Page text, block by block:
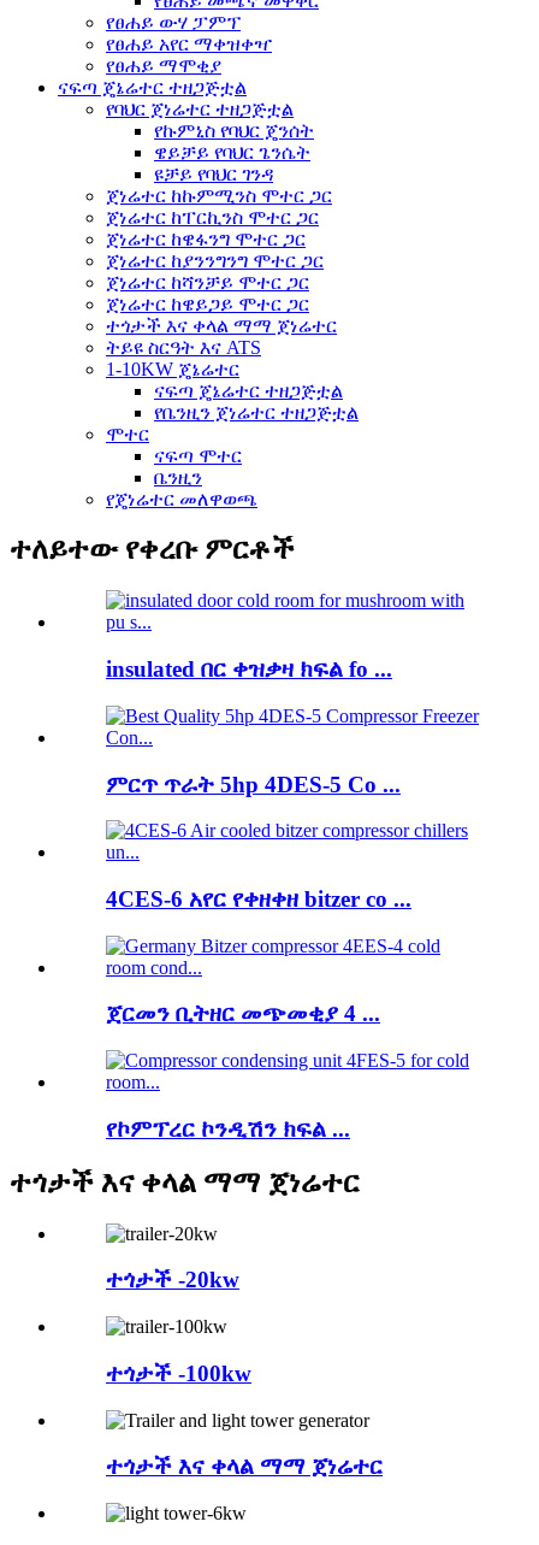
የፀሐይ ውሃ ፓምፕ
የፀሐይ አየር ማቀዝቀዣ
የፀሐይ ማሞቂያ
ናፍጣ ጄኔሬተር ተዘጋጅቷል
የባህር ጀነሬተር ተዘጋጅቷል
የኩምኒስ የባህር ጄንሰት
ዌይቻይ የባህር ጌንሴት
ዩቻይ የባህር ገንዳ
ጀነሬተር ከኩምሚንስ ሞተር ጋር
ጀነሬተር ከፐርኪንስ ሞተር ጋር
ጀነሬተር ከዌፋንግ ሞተር ጋር
ጀነሬተር ከያንንግንግ ሞተር ጋር
ጀነሬተር ከሻንቻይ ሞተር ጋር
ጀነሬተር ከዌይጋይ ሞተር ጋር
ተጎታች እና ቀላል ማማ ጀነሬተር
ትይዩ ስርዓት እና ATS
1-10KW ጄኔሬተር
ናፍጣ ጄኔሬተር ተዘጋጅቷል
የቤንዚን ጀነሬተር ተዘጋጅቷል
ሞተር
ናፍጣ ሞተር
ቤንዚን
የጄነሬተር መለዋወጫ
ተለይተው የቀረቡ ምርቶች
insulated በር ቀዝቃዛ ክፍል fo ...
ምርጥ ጥራት 5hp 4DES-5 Co ...
4CES-6 አየር የቀዘቀዘ bitzer co ...
ጀርመን ቢትዘር መጭመቂያ 4 ...
የኮምፕረር ኮንዲሽን ክፍል ...
ተጎታች እና ቀላል ማማ ጀነሬተር
ተጎታች -20kw
ተጎታች -100kw
ተጎታች እና ቀላል ማማ ጀነሬተር